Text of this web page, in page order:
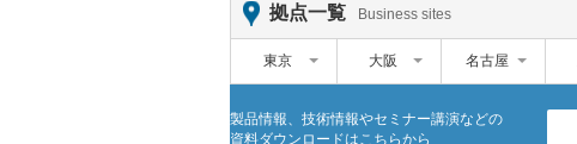
拠点一覧 Business sites
東京 大阪 名古屋
製品情報、技術情報やセミナー講演などの
資料ダウンロードはこちらから